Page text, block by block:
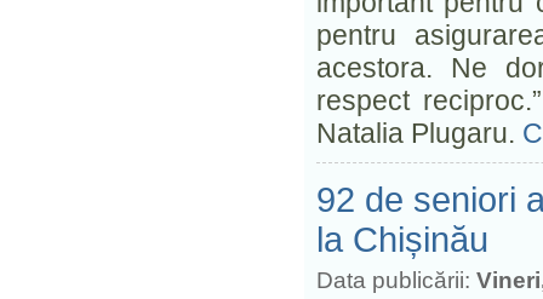
pentru
acestora. Ne
respect
Natalia Plugaru.
92 de seniori
la Chișinău
Data publicării: